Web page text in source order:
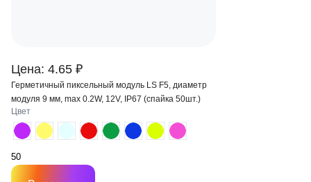
Цена: 4.65 ₽
Герметичный пиксельный модуль LS F5, диаметр
модуля 9 мм, max 0.2W, 12V, IP67 (спайка 50шт.)
Цвет